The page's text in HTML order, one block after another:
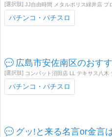
JJ自由時間 メタルポリス緑井店 プローバ
パチンコ・パチスロ
広島市安佐南区のおす
コンバット沼田店 LL テキサス八木 テ
パチンコ・パチスロ
グッ!と来る名言or金言